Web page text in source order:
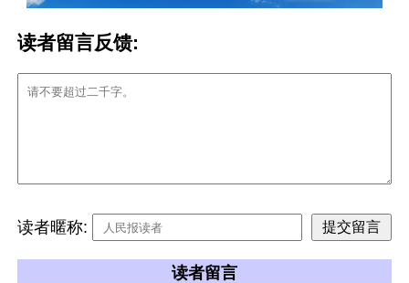
读者留言反馈:
读者暱称:
读者留言